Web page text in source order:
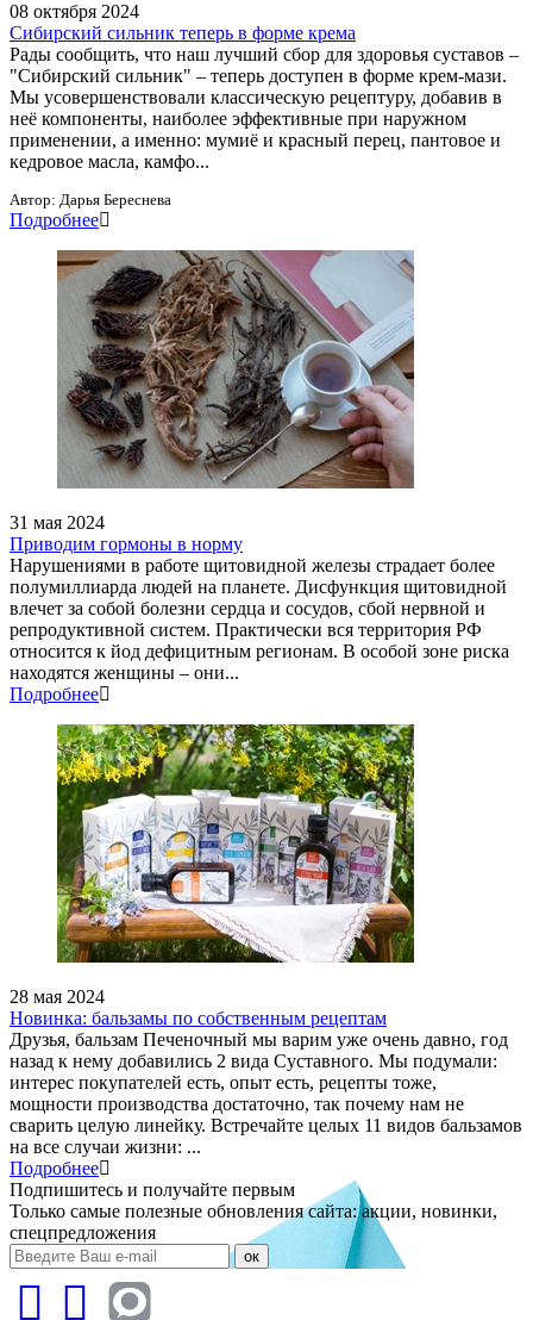
08 октября 2024
Сибирский сильник теперь в форме крема
Рады сообщить, что наш лучший сбор для здоровья суставов –
"Сибирский сильник" – теперь доступен в форме крем-мази.
Мы усовершенствовали классическую рецептуру, добавив в
неё компоненты, наиболее эффективные при наружном
применении, а именно: мумиё и красный перец, пантовое и
кедровое масла, камфо...
Автор: Дарья Береснева
Подробнее
31 мая 2024
Приводим гормоны в норму
Нарушениями в работе щитовидной железы страдает более
полумиллиарда людей на планете. Дисфункция щитовидной
влечет за собой болезни сердца и сосудов, сбой нервной и
репродуктивной систем. Практически вся территория РФ
относится к йод дефицитным регионам. В особой зоне риска
находятся женщины – они...
Подробнее
28 мая 2024
Новинка: бальзамы по собственным рецептам
Друзья, бальзам Печеночный мы варим уже очень давно, год
назад к нему добавились 2 вида Суставного. Мы подумали:
интерес покупателей есть, опыт есть, рецепты тоже,
мощности производства достаточно, так почему нам не
сварить целую линейку. Встречайте целых 11 видов бальзамов
на все случаи жизни: ...
Подробнее
Подпишитесь и получайте первым
Только самые полезные обновления сайта: акции, новинки,
спецпредложения
ок